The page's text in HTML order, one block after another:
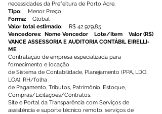
necessidades da Prefeitura de Porto Acre.
Tipo: Menor Preço
Forma: Global
Valor total estimado: R$ 42.979,85
Vencedores: Nome Vencedor Lote/Item Valor (R$)
VANCE ASSESSORIA E AUDITORIA CONTÁBIL EIRELLI-
ME
Contratação de empresa especializada para
fornecimento e locação
de Sistema de Contabilidade, Planejamento (PPA, LDO,
LOA), RH/folha
de Pagamento, Tributos, Patrimônio, Estoque,
Compras/Licitações/Contratos,
Site e Portal da Transparência com Serviços de
assistência e suporte técnico remoto, serviços de